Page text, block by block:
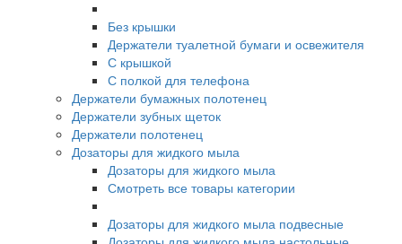
Без крышки
Держатели туалетной бумаги и освежителя
С крышкой
С полкой для телефона
Держатели бумажных полотенец
Держатели зубных щеток
Держатели полотенец
Дозаторы для жидкого мыла
Дозаторы для жидкого мыла
Смотреть все товары категории
Дозаторы для жидкого мыла подвесные